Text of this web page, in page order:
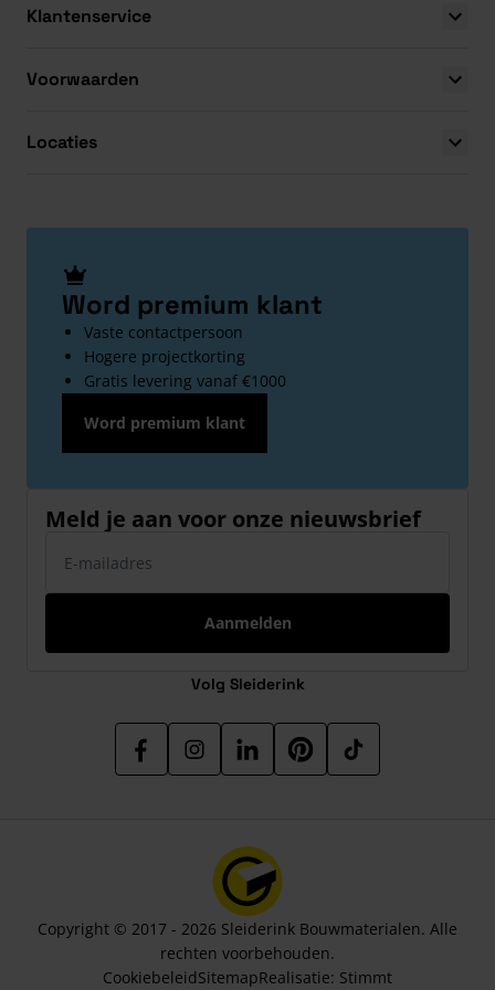
Klantenservice
Voorwaarden
Locaties
Word premium klant
Vaste contactpersoon
Hogere projectkorting
Gratis levering vanaf €1000
Word premium klant
Meld je aan voor onze nieuwsbrief
Aanmelden
Volg Sleiderink
Copyright © 2017 - 2026 Sleiderink Bouwmaterialen. Alle
rechten voorbehouden.
CookiebeleidSitemapRealisatie: Stimmt